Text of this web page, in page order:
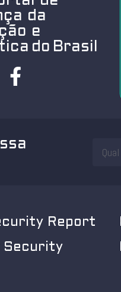
da
e
do Brasil
Report
Security